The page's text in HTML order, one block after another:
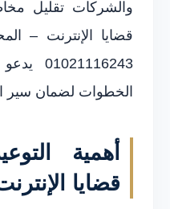
والشركات تقليل
قضايا الإنترنت –
الخطوات لضمان سير
أهمية
قضايا